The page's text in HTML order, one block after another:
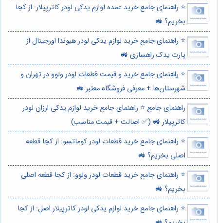
⭐️ راهنمای جامع خرید عمده لوازم یدکی لودر کاترپیلار: از کجا
بخریم؟ 🚜
⭐️ راهنمای جامع خرید لوازم یدکی لودر هیوندا اورجینال از
پارت یدک راهسازی 🚜
⭐️ راهنمای جامع خرید و قیمت قطعات لودر ولوو در تهران و
شهرستان‌ها + معرفی فروشگاه معتبر 🚜
راهنمای جامع ⭐️ راهنمای جامع خرید لوازم یدکی ارزان لودر
کاترپیلار 🚜 (✅ اصالت + قیمت مناسب)
⭐️ راهنمای جامع خرید قطعات لودر کوماتسو: از کجا قطعه
اصلی بخریم؟ 🚜
⭐️ راهنمای جامع خرید قطعات لودر ولوو: از کجا قطعه اصلی
بخریم؟ 🚜
⭐️ راهنمای جامع خرید لوازم یدکی لودر کاترپیلار اصل: از کجا